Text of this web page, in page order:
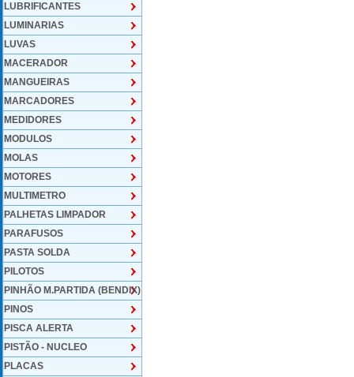
LUBRIFICANTES
LUMINARIAS
LUVAS
MACERADOR
MANGUEIRAS
MARCADORES
MEDIDORES
MODULOS
MOLAS
MOTORES
MULTIMETRO
PALHETAS LIMPADOR
PARAFUSOS
PASTA SOLDA
PILOTOS
PINHÃO M.PARTIDA (BENDIX)
PINOS
PISCA ALERTA
PISTÃO - NUCLEO
PLACAS